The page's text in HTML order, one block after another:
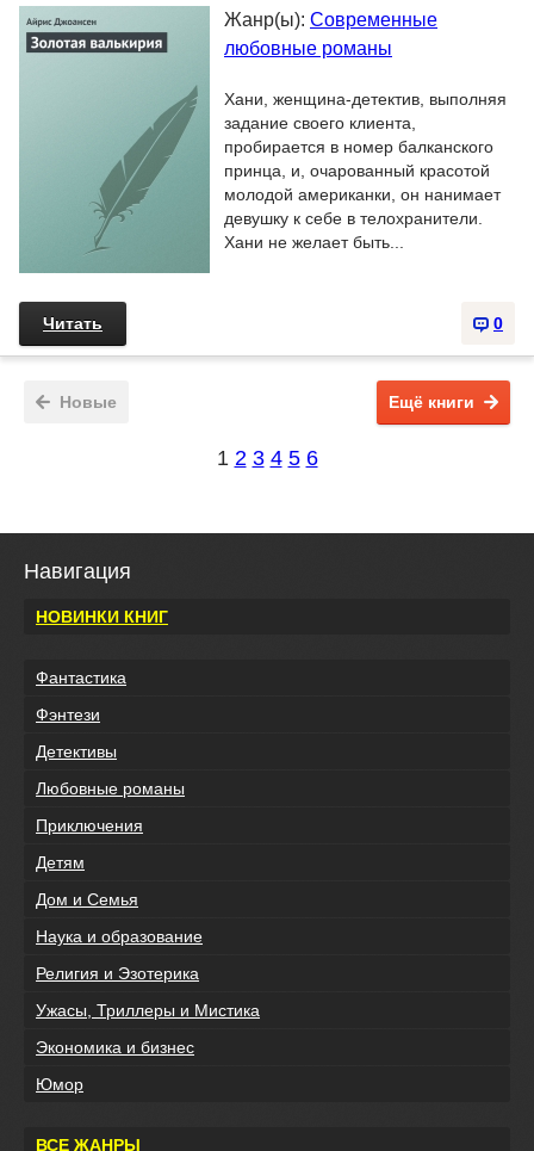
Жанр(ы): Современные
любовные романы
Хани, женщина-детектив, выполняя
задание своего клиента,
пробирается в номер балканского
принца, и, очарованный красотой
молодой американки, он нанимает
девушку к себе в телохранители.
Хани не желает быть...
0
Читать
Новые Ещё книги
1 2 3 4 5 6
Навигация
НОВИНКИ КНИГ
Фантастика
Фэнтези
Детективы
Любовные романы
Приключения
Детям
Дом и Семья
Наука и образование
Религия и Эзотерика
Ужасы, Триллеры и Мистика
Экономика и бизнес
Юмор
ВСЕ ЖАНРЫ